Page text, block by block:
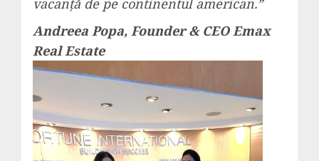
Andreea Popa, Founder & CEO Emax
Real Estate